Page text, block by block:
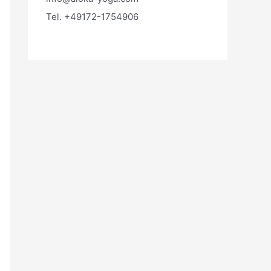
Tel. +49172-1754906